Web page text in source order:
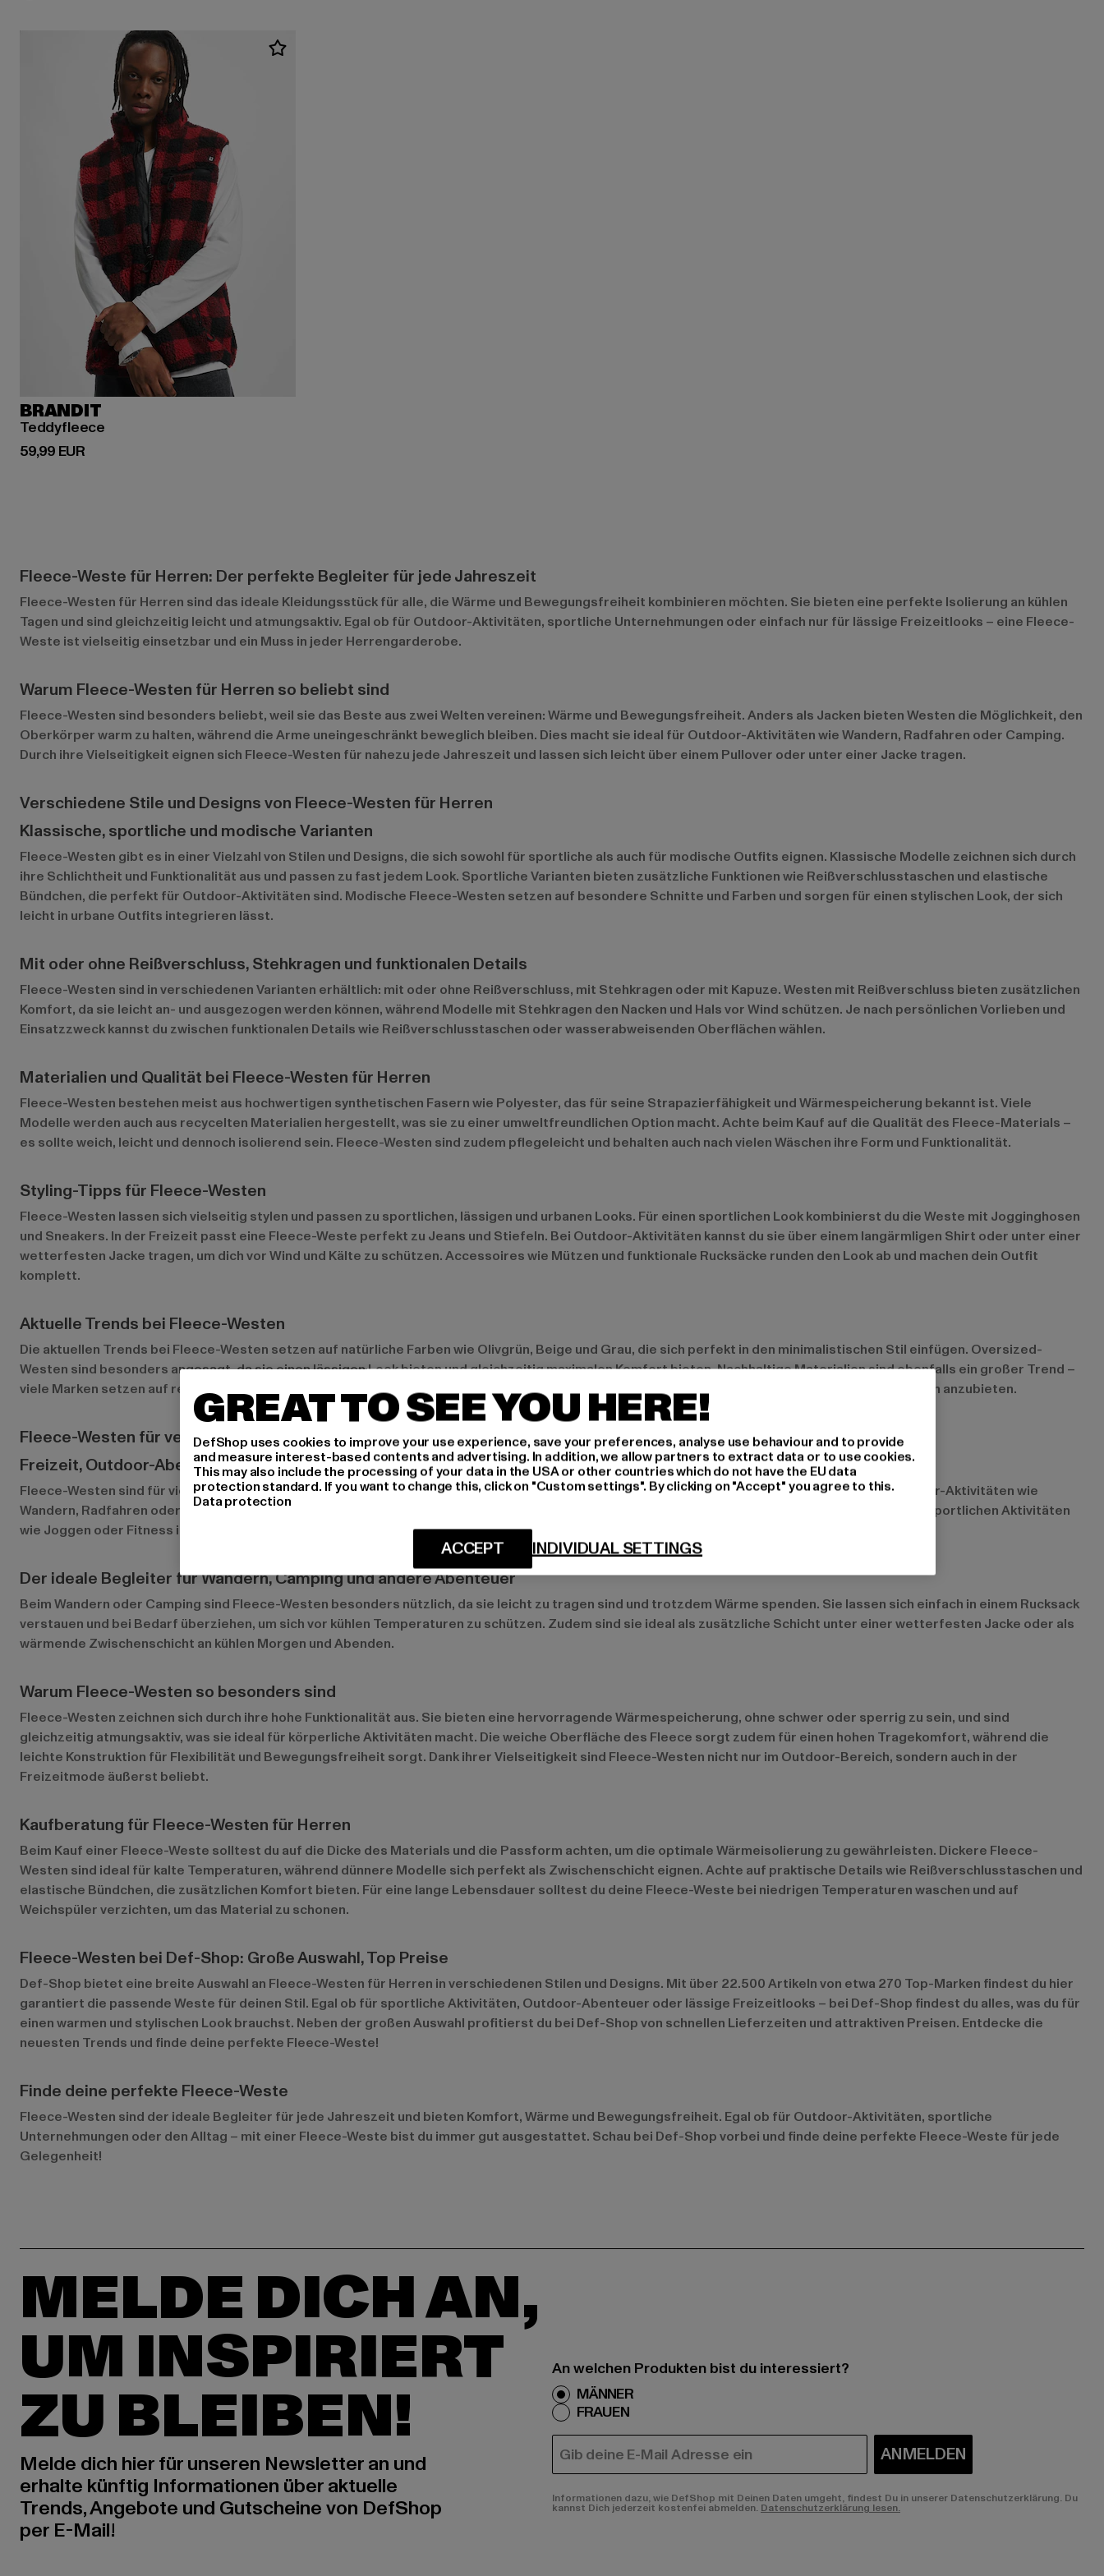
BRANDIT
Teddyfleece
59,99 EUR
Derzeitiger Preis: 59,99 EUR
Fleece-Weste für Herren: Der perfekte Begleiter für jede Jahreszeit
Fleece-Westen für Herren sind das ideale Kleidungsstück für alle, die Wärme und Bewegungsfreiheit kombinieren möchten. Sie bieten eine perfekte Isolierung an kühlen
Tagen und sind gleichzeitig leicht und atmungsaktiv. Egal ob für Outdoor-Aktivitäten, sportliche Unternehmungen oder einfach nur für lässige Freizeitlooks – eine Fleece-
Weste ist vielseitig einsetzbar und ein Muss in jeder Herrengarderobe.
Warum Fleece-Westen für Herren so beliebt sind
Fleece-Westen sind besonders beliebt, weil sie das Beste aus zwei Welten vereinen: Wärme und Bewegungsfreiheit. Anders als Jacken bieten Westen die Möglichkeit, den
Oberkörper warm zu halten, während die Arme uneingeschränkt beweglich bleiben. Dies macht sie ideal für Outdoor-Aktivitäten wie Wandern, Radfahren oder Camping.
Durch ihre Vielseitigkeit eignen sich Fleece-Westen für nahezu jede Jahreszeit und lassen sich leicht über einem Pullover oder unter einer Jacke tragen.
Verschiedene Stile und Designs von Fleece-Westen für Herren
Klassische, sportliche und modische Varianten
Fleece-Westen gibt es in einer Vielzahl von Stilen und Designs, die sich sowohl für sportliche als auch für modische Outfits eignen. Klassische Modelle zeichnen sich durch
ihre Schlichtheit und Funktionalität aus und passen zu fast jedem Look. Sportliche Varianten bieten zusätzliche Funktionen wie Reißverschlusstaschen und elastische
Bündchen, die perfekt für Outdoor-Aktivitäten sind. Modische Fleece-Westen setzen auf besondere Schnitte und Farben und sorgen für einen stylischen Look, der sich
leicht in urbane Outfits integrieren lässt.
Mit oder ohne Reißverschluss, Stehkragen und funktionalen Details
Fleece-Westen sind in verschiedenen Varianten erhältlich: mit oder ohne Reißverschluss, mit Stehkragen oder mit Kapuze. Westen mit Reißverschluss bieten zusätzlichen
Komfort, da sie leicht an- und ausgezogen werden können, während Modelle mit Stehkragen den Nacken und Hals vor Wind schützen. Je nach persönlichen Vorlieben und
Einsatzzweck kannst du zwischen funktionalen Details wie Reißverschlusstaschen oder wasserabweisenden Oberflächen wählen.
Materialien und Qualität bei Fleece-Westen für Herren
Fleece-Westen bestehen meist aus hochwertigen synthetischen Fasern wie Polyester, das für seine Strapazierfähigkeit und Wärmespeicherung bekannt ist. Viele
Modelle werden auch aus recycelten Materialien hergestellt, was sie zu einer umweltfreundlichen Option macht. Achte beim Kauf auf die Qualität des Fleece-Materials –
es sollte weich, leicht und dennoch isolierend sein. Fleece-Westen sind zudem pflegeleicht und behalten auch nach vielen Wäschen ihre Form und Funktionalität.
Styling-Tipps für Fleece-Westen
Fleece-Westen lassen sich vielseitig stylen und passen zu sportlichen, lässigen und urbanen Looks. Für einen sportlichen Look kombinierst du die Weste mit Jogginghosen
und Sneakers. In der Freizeit passt eine Fleece-Weste perfekt zu Jeans und Stiefeln. Bei Outdoor-Aktivitäten kannst du sie über einem langärmligen Shirt oder unter einer
wetterfesten Jacke tragen, um dich vor Wind und Kälte zu schützen. Accessoires wie Mützen und funktionale Rucksäcke runden den Look ab und machen dein Outfit
komplett.
Aktuelle Trends bei Fleece-Westen
Die aktuellen Trends bei Fleece-Westen setzen auf natürliche Farben wie Olivgrün, Beige und Grau, die sich perfekt in den minimalistischen Stil einfügen. Oversized-
Westen sind besonders angesagt, da sie einen lässigen Look bieten und gleichzeitig maximalen Komfort bieten. Nachhaltige Materialien sind ebenfalls ein großer Trend –
viele Marken setzen auf recyceltes Polyester und umweltfreundliche Produktionsverfahren, um moderne und gleichzeitig umweltbewusste Westen anzubieten.
Fleece-Westen für verschiedene Anlässe
Freizeit, Outdoor-Abenteuer und sportliche Aktivitäten
Fleece-Westen sind für viele Gelegenheiten ideal. In der Freizeit bieten sie Komfort und lassen sich leicht in lässige Outfits integrieren. Für Outdoor-Aktivitäten wie
Wandern, Radfahren oder Camping sind sie unverzichtbar, da sie eine wärmende Schicht bieten, ohne die Bewegungsfreiheit einzuschränken. Bei sportlichen Aktivitäten
wie Joggen oder Fitness im Freien sind sie ein praktischer Begleiter, der dich warm hält und gleichzeitig atmungsaktiv ist.
Der ideale Begleiter für Wandern, Camping und andere Abenteuer
Beim Wandern oder Camping sind Fleece-Westen besonders nützlich, da sie leicht zu tragen sind und trotzdem Wärme spenden. Sie lassen sich einfach in einem Rucksack
verstauen und bei Bedarf überziehen, um sich vor kühlen Temperaturen zu schützen. Zudem sind sie ideal als zusätzliche Schicht unter einer wetterfesten Jacke oder als
wärmende Zwischenschicht an kühlen Morgen und Abenden.
Warum Fleece-Westen so besonders sind
Fleece-Westen zeichnen sich durch ihre hohe Funktionalität aus. Sie bieten eine hervorragende Wärmespeicherung, ohne schwer oder sperrig zu sein, und sind
gleichzeitig atmungsaktiv, was sie ideal für körperliche Aktivitäten macht. Die weiche Oberfläche des Fleece sorgt zudem für einen hohen Tragekomfort, während die
leichte Konstruktion für Flexibilität und Bewegungsfreiheit sorgt. Dank ihrer Vielseitigkeit sind Fleece-Westen nicht nur im Outdoor-Bereich, sondern auch in der
Freizeitmode äußerst beliebt.
Kaufberatung für Fleece-Westen für Herren
Beim Kauf einer Fleece-Weste solltest du auf die Dicke des Materials und die Passform achten, um die optimale Wärmeisolierung zu gewährleisten. Dickere Fleece-
Westen sind ideal für kalte Temperaturen, während dünnere Modelle sich perfekt als Zwischenschicht eignen. Achte auf praktische Details wie Reißverschlusstaschen und
elastische Bündchen, die zusätzlichen Komfort bieten. Für eine lange Lebensdauer solltest du deine Fleece-Weste bei niedrigen Temperaturen waschen und auf
Weichspüler verzichten, um das Material zu schonen.
Fleece-Westen bei Def-Shop: Große Auswahl, Top Preise
Def-Shop bietet eine breite Auswahl an Fleece-Westen für Herren in verschiedenen Stilen und Designs. Mit über 22.500 Artikeln von etwa 270 Top-Marken findest du hier
garantiert die passende Weste für deinen Stil. Egal ob für sportliche Aktivitäten, Outdoor-Abenteuer oder lässige Freizeitlooks – bei Def-Shop findest du alles, was du für
einen warmen und stylischen Look brauchst. Neben der großen Auswahl profitierst du bei Def-Shop von schnellen Lieferzeiten und attraktiven Preisen. Entdecke die
neuesten Trends und finde deine perfekte Fleece-Weste!
Finde deine perfekte Fleece-Weste
Fleece-Westen sind der ideale Begleiter für jede Jahreszeit und bieten Komfort, Wärme und Bewegungsfreiheit. Egal ob für Outdoor-Aktivitäten, sportliche
Unternehmungen oder den Alltag – mit einer Fleece-Weste bist du immer gut ausgestattet. Schau bei Def-Shop vorbei und finde deine perfekte Fleece-Weste für jede
Gelegenheit!
MELDE DICH AN,
UM INSPIRIERT
ZU BLEIBEN!
Melde dich hier für unseren Newsletter an und
erhalte künftig Informationen über aktuelle
Trends, Angebote und Gutscheine von DefShop
per E-Mail!
An welchen Produkten bist du interessiert?
MÄNNER
FRAUEN
E-MAIL ANMELDEN
Informationen dazu, wie DefShop mit Deinen Daten umgeht, findest Du in unserer Datenschutzerklärung. Du
kannst Dich jederzeit kostenfei abmelden. Datenschutzerklärung lesen.
GREAT TO SEE YOU HERE!
DefShop uses cookies to improve your use experience, save your preferences, analyse use behaviour and to provide
and measure interest-based contents and advertising. In addition, we allow partners to extract data or to use cookies.
This may also include the processing of your data in the USA or other countries which do not have the EU data
protection standard. If you want to change this, click on "Custom settings". By clicking on "Accept" you agree to this.
Data protection
INDIVIDUAL SETTINGS
ACCEPT